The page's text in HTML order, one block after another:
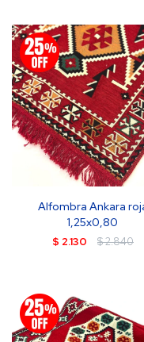
Alfombra Ankara
1,25x0,80
$ 2.130 $2.840